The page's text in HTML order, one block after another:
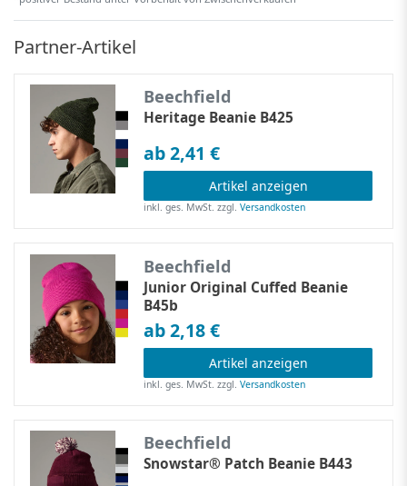
Partner-Artikel
Beechfield
Heritage Beanie B425
ab 2,41 €
Artikel anzeigen
inkl. ges. MwSt. zzgl.Versandkosten
Beechfield
Junior Original Cuffed Beanie
B45b
ab 2,18 €
Artikel anzeigen
inkl. ges. MwSt. zzgl.Versandkosten
Beechfield
Snowstar® Patch Beanie B443